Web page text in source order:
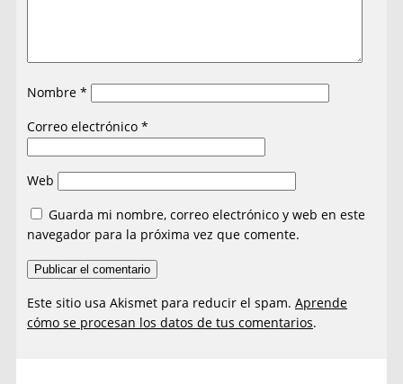
Nombre*
Correo electrónico*
Web
Guarda mi nombre, correo electrónico y web en este
navegador para la próxima vez que comente.
Este sitio usa Akismet para reducir el spam.Aprende
cómo se procesan los datos de tus comentarios.